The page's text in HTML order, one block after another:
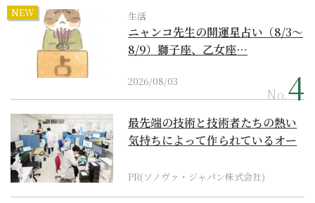
NEW 生活
ニャンコ先生の開運星占い（8/3～
8/9）獅子座、乙女座…
2026/08/03
No.
最先端の技術と技術者たちの熱い
気持ちによって作られているオー
PR(ソノヴァ・ジャパン株式会社)